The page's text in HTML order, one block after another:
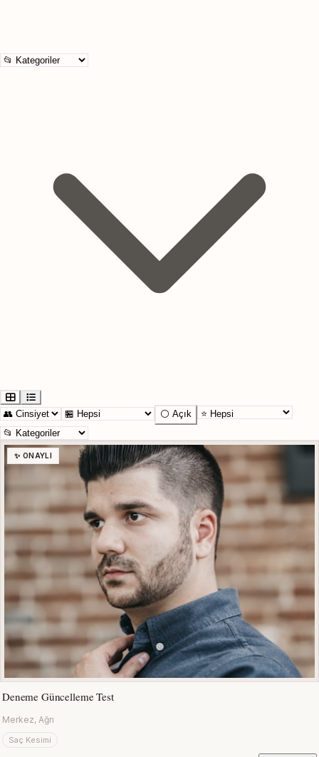
⚪ Açık
✨ ONAYLI
Deneme Güncelleme Test
Merkez, Ağrı
Saç Kesimi